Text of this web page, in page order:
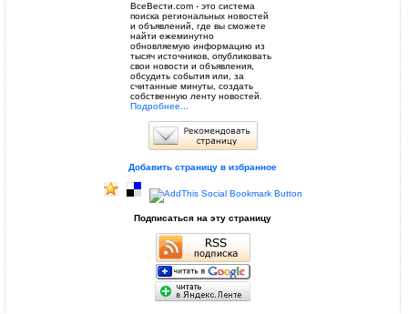
ВсеВести.com - это система
поиска региональных новостей
и объявлений, где вы сможете
найти ежеминутно
обновляемую информацию из
тысяч источников, опубликовать
свои новости и объявления,
обсудить события или, за
считанные минуты, создать
собственную ленту новостей.
Подробнее...
Добавить страницу в избранное
Подписаться на эту страницу